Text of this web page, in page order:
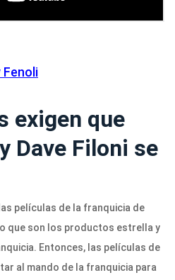
Fenoli
exigen que
Dave Filoni se
películas de la franquicia de
que son los productos estrella y
Entonces, las películas de
al mando de la franquicia para